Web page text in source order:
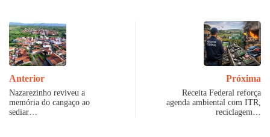
Anterior
Nazarezinho reviveu a
memória do cangaço ao
sediar…
Próxima
Receita Federal reforça
agenda ambiental com ITR,
reciclagem…